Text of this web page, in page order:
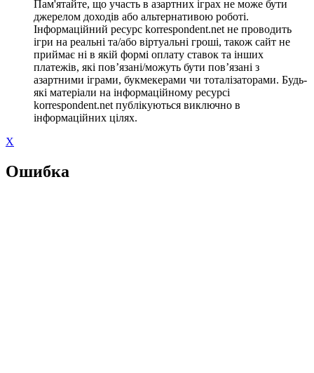
Пам'ятайте, що участь в азартних іграх не може бути
джерелом доходів або альтернативою роботі.
Інформаційний ресурс korrespondent.net не проводить
ігри на реальні та/або віртуальні гроші, також сайт не
приймає ні в якій формі оплату ставок та інших
платежів, які пов’язані/можуть бути пов’язані з
азартними іграми, букмекерами чи тоталізаторами. Будь-
які матеріали на інформаційному ресурсі
korrespondent.net публікуються виключно в
інформаційних цілях.
X
Ошибка